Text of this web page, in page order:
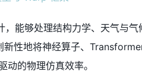
能够处理结构力学、天气与气
性地将神经算子、
的物理仿真效率。